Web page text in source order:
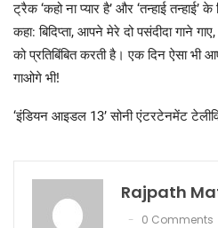
ट्रैक ‘कहो ना प्यार है’ और ‘तन्हाई
कहा: बिदिप्ता, आपने मेरे दो पसंदीदा गाने
को प्रतिबिंबित करती है। एक दिन ऐसा
गाओगे भी!
‘इंडियन आइडल 13’ सोनी एंटरटेनमेंट
Rajpath
0 Comments